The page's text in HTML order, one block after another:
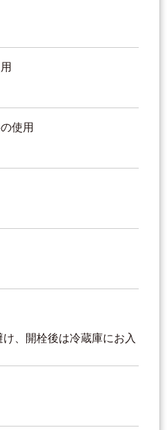
使用
、開栓後は冷蔵庫にお入